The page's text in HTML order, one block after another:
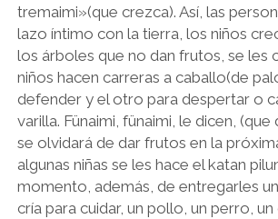
tremaimi»(que crezca). Así, las
lazo íntimo con la tierra, los niños
los árboles que no dan frutos, se les
niños hacen carreras a caballo(de
defender y el otro para despertar o
varilla. Fünaimi, fünaimi, le dicen, (que
se olvidará de dar frutos en la
algunas niñas se les hace el katan
momento, además, de entregarles
cría para cuidar, un pollo, un perro,